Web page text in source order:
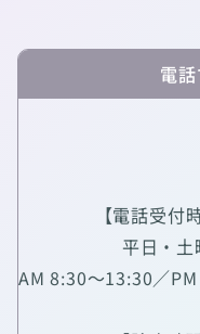
電
【電話受付
平日・土
AM 8:30～13:30／